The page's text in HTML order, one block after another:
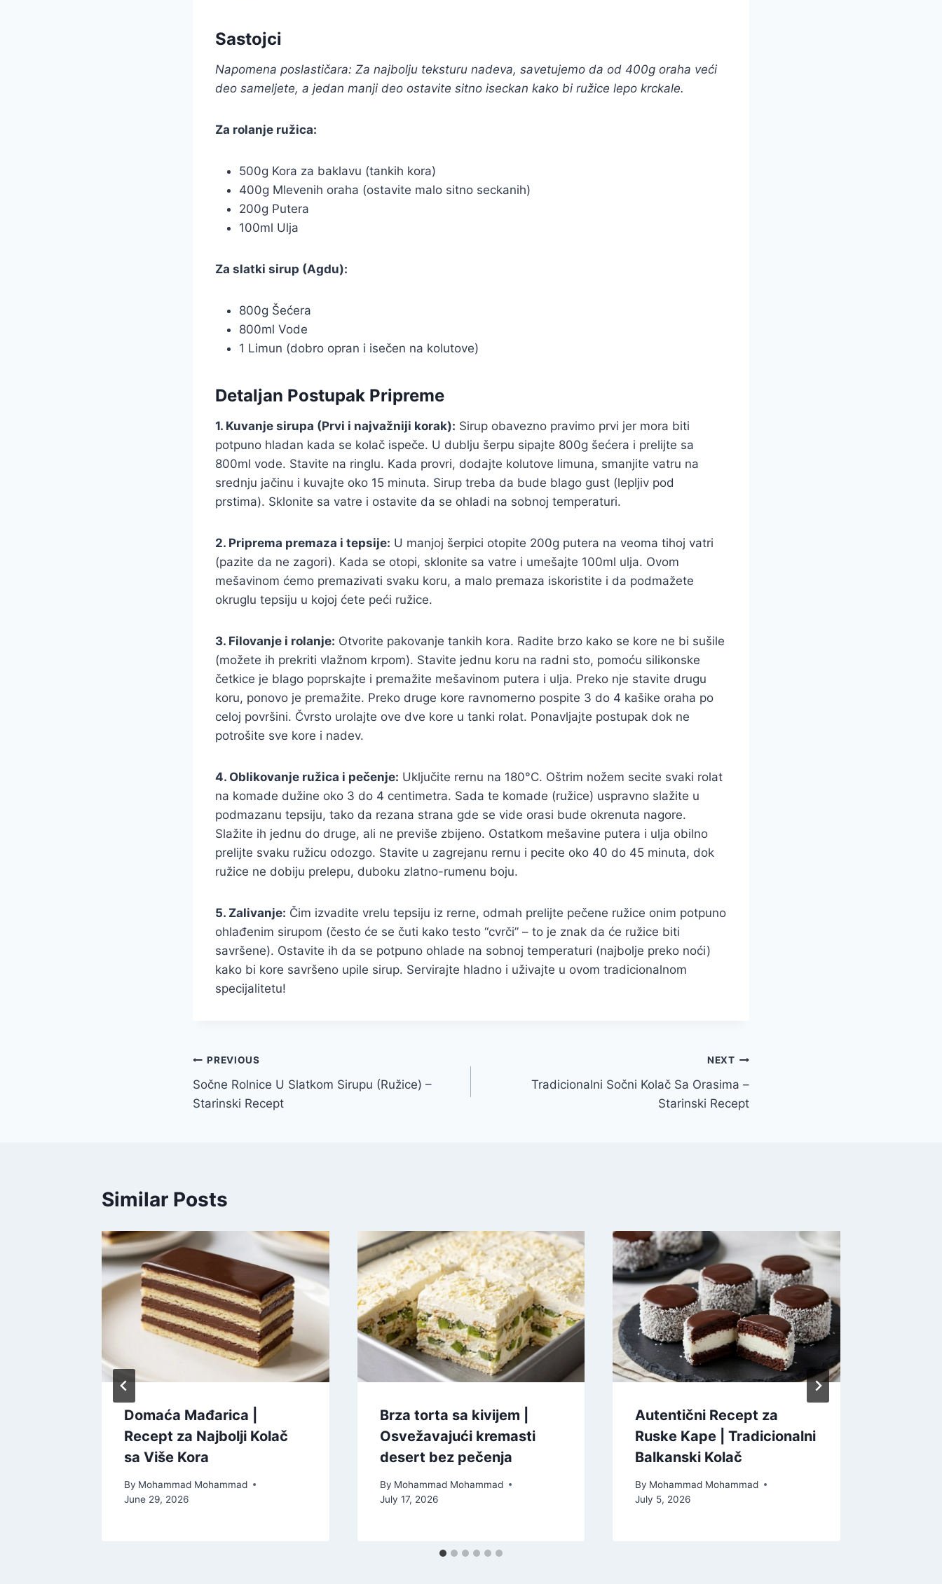
Sastojci
Napomena poslastičara: Za najbolju teksturu nadeva, savetujemo da od 400g oraha veći
deo sameljete, a jedan manji deo ostavite sitno iseckan kako bi ružice lepo krckale.
Za rolanje ružica:
500g Kora za baklavu (tankih kora)
400g Mlevenih oraha (ostavite malo sitno seckanih)
200g Putera
100ml Ulja
Za slatki sirup (Agdu):
800g Šećera
800ml Vode
1 Limun (dobro opran i isečen na kolutove)
Detaljan Postupak Pripreme
1. Kuvanje sirupa (Prvi i najvažniji korak): Sirup obavezno pravimo prvi jer mora biti
potpuno hladan kada se kolač ispeče. U dublju šerpu sipajte 800g šećera i prelijte sa
800ml vode. Stavite na ringlu. Kada provri, dodajte kolutove limuna, smanjite vatru na
srednju jačinu i kuvajte oko 15 minuta. Sirup treba da bude blago gust (lepljiv pod
prstima). Sklonite sa vatre i ostavite da se ohladi na sobnoj temperaturi.
2. Priprema premaza i tepsije: U manjoj šerpici otopite 200g putera na veoma tihoj vatri
(pazite da ne zagori). Kada se otopi, sklonite sa vatre i umešajte 100ml ulja. Ovom
mešavinom ćemo premazivati svaku koru, a malo premaza iskoristite i da podmažete
okruglu tepsiju u kojoj ćete peći ružice.
3. Filovanje i rolanje: Otvorite pakovanje tankih kora. Radite brzo kako se kore ne bi sušile
(možete ih prekriti vlažnom krpom). Stavite jednu koru na radni sto, pomoću silikonske
četkice je blago poprskajte i premažite mešavinom putera i ulja. Preko nje stavite drugu
koru, ponovo je premažite. Preko druge kore ravnomerno pospite 3 do 4 kašike oraha po
celoj površini. Čvrsto urolajte ove dve kore u tanki rolat. Ponavljajte postupak dok ne
potrošite sve kore i nadev.
4. Oblikovanje ružica i pečenje: Uključite rernu na 180°C. Oštrim nožem secite svaki rolat
na komade dužine oko 3 do 4 centimetra. Sada te komade (ružice) uspravno slažite u
podmazanu tepsiju, tako da rezana strana gde se vide orasi bude okrenuta nagore.
Slažite ih jednu do druge, ali ne previše zbijeno. Ostatkom mešavine putera i ulja obilno
prelijte svaku ružicu odozgo. Stavite u zagrejanu rernu i pecite oko 40 do 45 minuta, dok
ružice ne dobiju prelepu, duboku zlatno-rumenu boju.
5. Zalivanje: Čim izvadite vrelu tepsiju iz rerne, odmah prelijte pečene ružice onim potpuno
ohlađenim sirupom (često će se čuti kako testo “cvrči” – to je znak da će ružice biti
savršene). Ostavite ih da se potpuno ohlade na sobnoj temperaturi (najbolje preko noći)
kako bi kore savršeno upile sirup. Servirajte hladno i uživajte u ovom tradicionalnom
specijalitetu!
Post
navigation
PREVIOUS
Sočne Rolnice U Slatkom Sirupu (Ružice) –
Starinski Recept
NEXT
Tradicionalni Sočni Kolač Sa Orasima –
Starinski Recept
Similar Posts
Domaća Mađarica |
Recept za Najbolji Kolač
sa Više Kora
By Mohammad Mohammad
June 29, 2026
Brza torta sa kivijem |
Osvežavajući kremasti
desert bez pečenja
By Mohammad Mohammad
July 17, 2026
Autentični Recept za
Ruske Kape | Tradicionalni
Balkanski Kolač
By Mohammad Mohammad
July 5, 2026